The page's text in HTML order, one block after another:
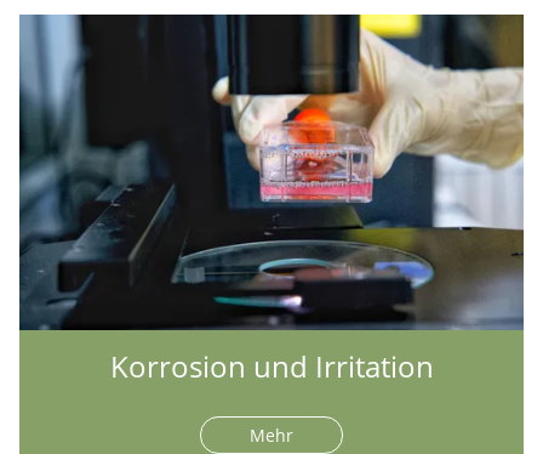
Korrosion und Irritation
Mehr